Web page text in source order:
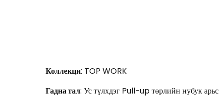
Коллекци: TOP WORK
Гадна тал: Ус түлхдэг Pull-up төрлийн нубук арьс